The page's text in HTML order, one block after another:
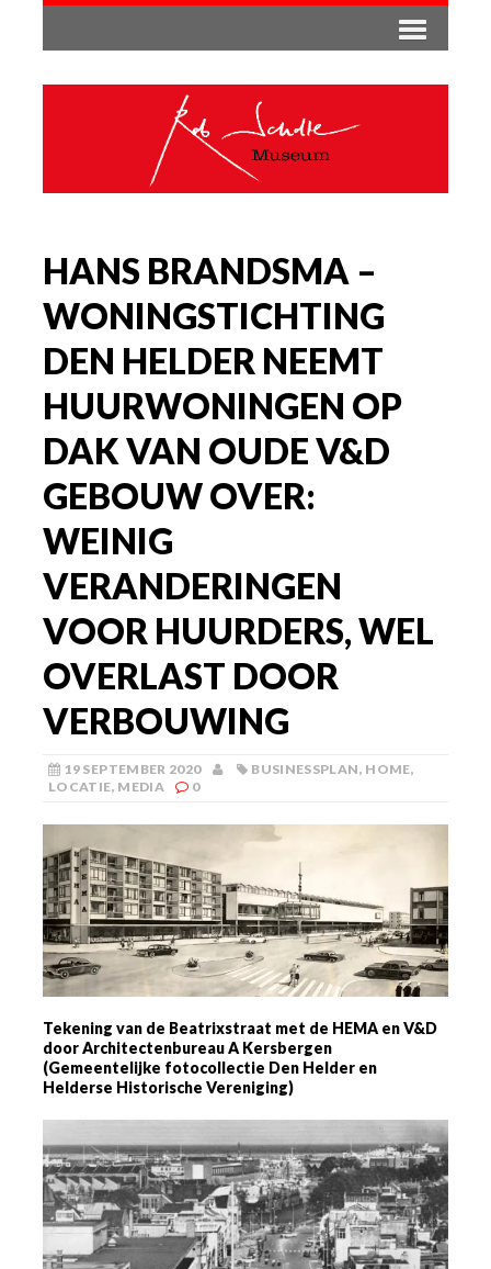
HANS BRANDSMA –
WONINGSTICHTING
DEN HELDER NEEMT
HUURWONINGEN OP
DAK VAN OUDE V&D
GEBOUW OVER:
WEINIG
VERANDERINGEN
VOOR HUURDERS, WEL
OVERLAST DOOR
VERBOUWING
19 SEPTEMBER 2020 BUSINESSPLAN, HOME,
LOCATIE, MEDIA 0
Tekening van de Beatrixstraat met de HEMA en V&D
door Architectenbureau A Kersbergen
(Gemeentelijke fotocollectie Den Helder en
Helderse Historische Vereniging)